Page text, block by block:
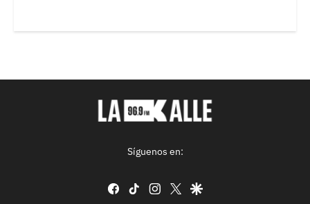
Síguenos en:
facebook
tiktok instagram
twittergoogle